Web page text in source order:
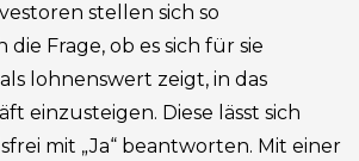
stellen sich so
Frage, ob es sich für sie
lohnenswert zeigt, in das
einzusteigen. Diese lässt sich
mit „Ja“ beantworten. Mit einer